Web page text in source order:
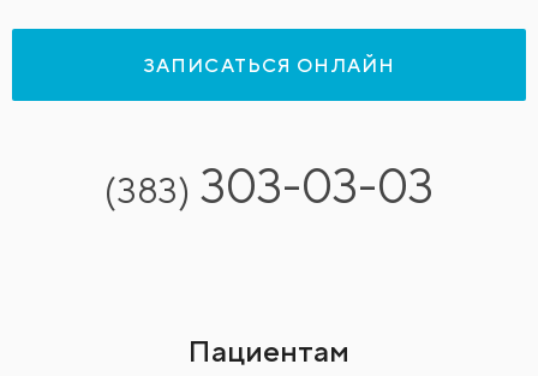
ЗАПИСАТЬСЯ ОНЛАЙН
(383) 303-03-03
Пациентам